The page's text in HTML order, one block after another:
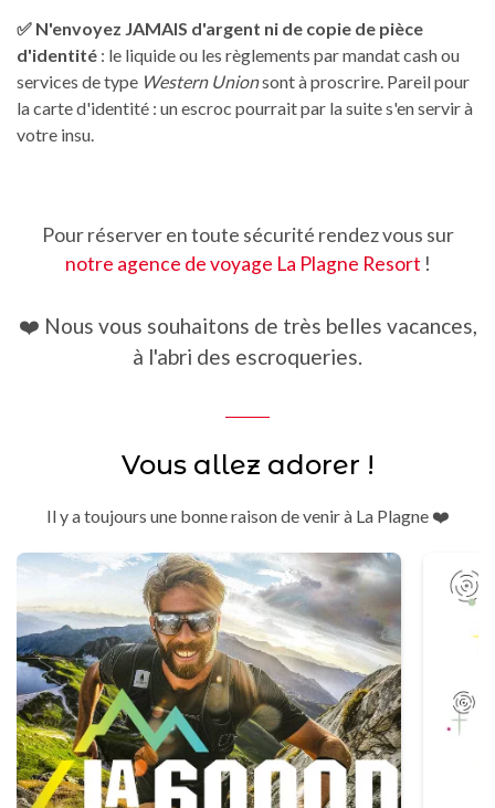
✅ N'envoyez JAMAIS d'argent ni de copie de pièce
d'identité : le liquide ou les règlements par mandat cash ou
services de type Western Unionsont à proscrire. Pareil pour
la carte d'identité : un escroc pourrait par la suite s'en servir à
votre insu.
Pour réserver en toute sécurité rendez vous sur
notre agence de voyage La Plagne Resort !
❤️ Nous vous souhaitons de très belles vacances,
à l'abri des escroqueries.
Vous allez adorer !
Il y a toujours une bonne raison de venir à La Plagne ❤️